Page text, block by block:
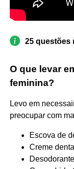
25 questões
O que levar
feminina?
Levo em
preocupar com
Escova de
Creme